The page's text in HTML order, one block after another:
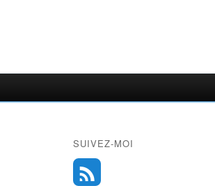
SUIVEZ-MOI